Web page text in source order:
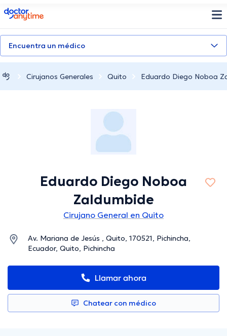
doctoranytime
Encuentra un médico
Cirujanos Generales Quito Eduardo Diego Noboa
Eduardo Diego Noboa
Zaldumbide
Cirujano General en Quito
Av. Mariana de Jesús , Quito, 170521, Pichincha,
Ecuador, Quito, Pichincha
Llamar ahora
Chatear con médico